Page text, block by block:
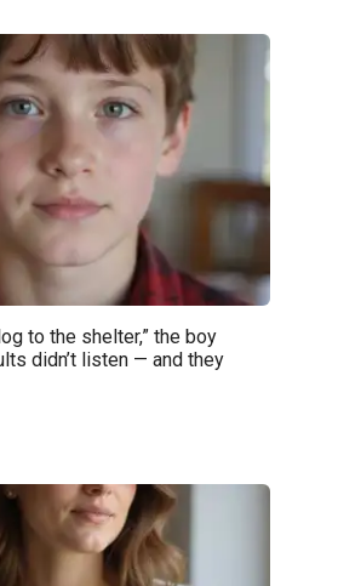
to the shelter,” the boy
didn’t listen — and they